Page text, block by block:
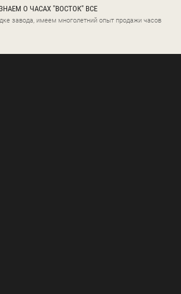
О ЧАСАХ "ВОСТОК" ВСЕ
завода, имеем многолетний опыт продажи часов